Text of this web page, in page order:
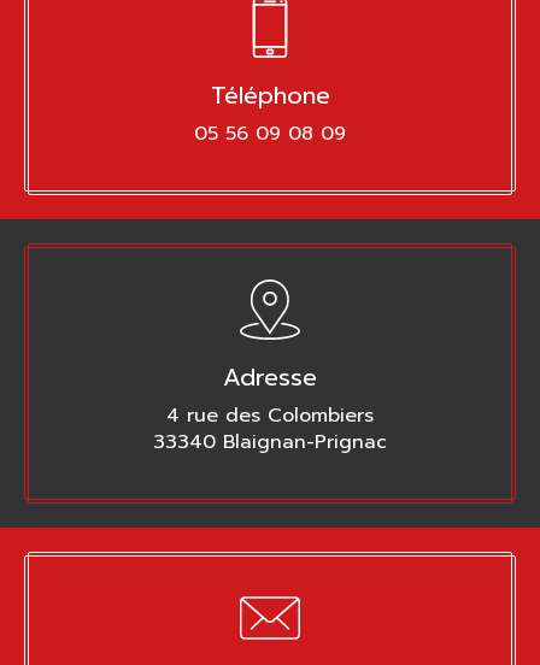
Téléphone
05 56 09 08 09
Adresse
4 rue des Colombiers
33340 Blaignan-Prignac